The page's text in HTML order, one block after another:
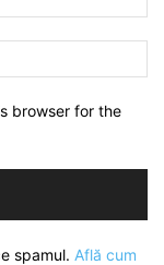
browser for the
spamul. Află cum